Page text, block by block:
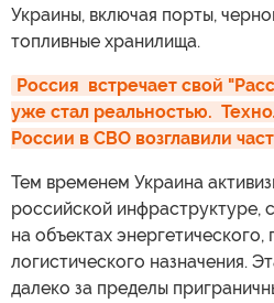
Украины, включая порты,
топливные хранилища.
Россия  встречает свой
уже стал реальностью.
России в СВО возглавили
Тем временем Украина
российской инфраструктуре,
на объектах
логистического назначения.
далеко за пределы